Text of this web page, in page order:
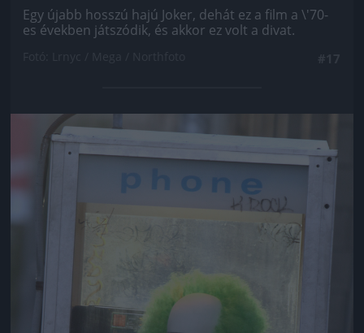
Egy újabb hosszú hajú Joker, dehát ez a film a \'70-
es években játszódik, és akkor ez volt a divat.
Jön még kép!